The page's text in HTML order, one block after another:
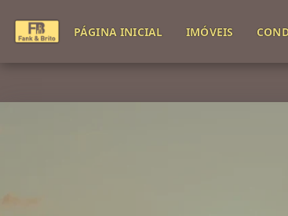
PÁGINA INICIAL IMÓVEIS